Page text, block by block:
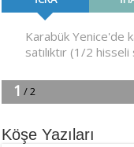
Köşe Yazıları